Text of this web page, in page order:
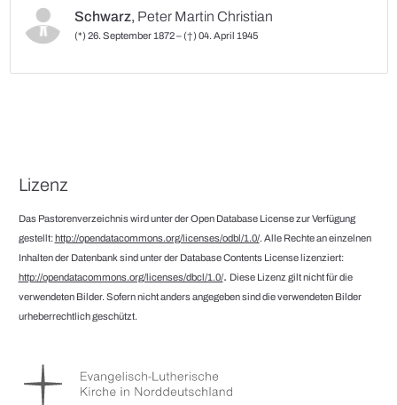
Schwarz, Peter Martin Christian
(*) 26. September 1872 – (†) 04. April 1945
Lizenz
Das Pastorenverzeichnis wird unter der Open Database License zur Verfügung
gestellt:http://opendatacommons.org/licenses/odbl/1.0/. Alle Rechte an einzelnen
Inhalten der Datenbank sind unter der Database Contents License lizenziert:
http://opendatacommons.org/licenses/dbcl/1.0/. Diese Lizenz gilt nicht für die
verwendeten Bilder. Sofern nicht anders angegeben sind die verwendeten Bilder
urheberrechtlich geschützt.